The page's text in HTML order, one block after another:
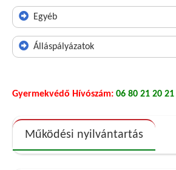
Egyéb
Álláspályázatok
Gyermekvédő Hívószám: 06 80 21 20 21
Működési nyilvántartás